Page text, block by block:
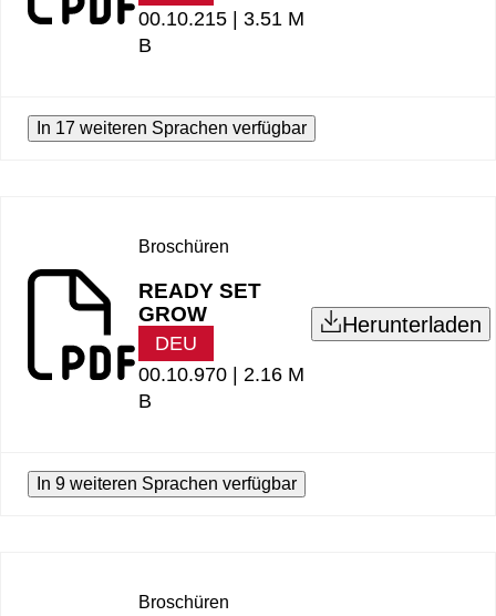
00.10.215 | 3.51 M
B
In 17 weiteren Sprachen verfügbar
Broschüren
READY SET
GROW
DEU
00.10.970 | 2.16 M
B
Herunterladen
In 9 weiteren Sprachen verfügbar
Broschüren